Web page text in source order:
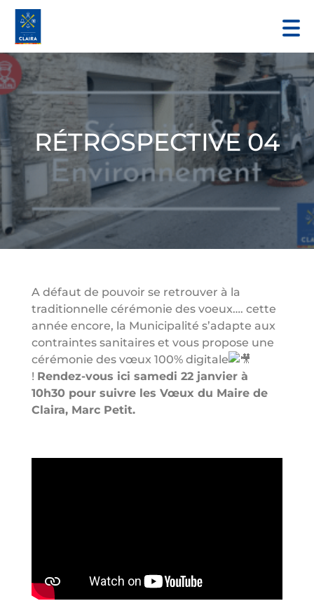
RÉTROSPECTIVE 04
A défaut de pouvoir se retrouver à la
traditionnelle cérémonie des voeux…. cette
année encore, la Municipalité s’adapte aux
contraintes sanitaires et vous propose une
cérémonie des vœux 100% digitale
! Rendez-vous ici samedi 22 janvier à
10h30 pour suivre les Vœux du Maire de
Claira, Marc Petit.